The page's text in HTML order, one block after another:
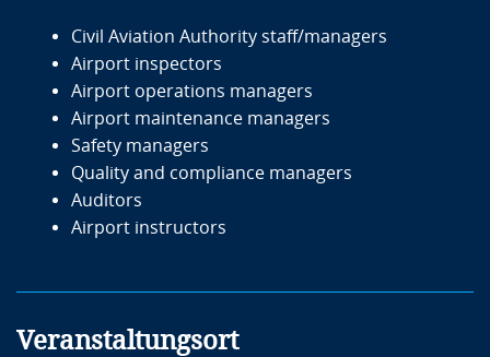
Civil Aviation Authority staff/managers
Airport inspectors
Airport operations managers
Airport maintenance managers
Safety managers
Quality and compliance managers
Auditors
Airport instructors
Veranstaltungsort